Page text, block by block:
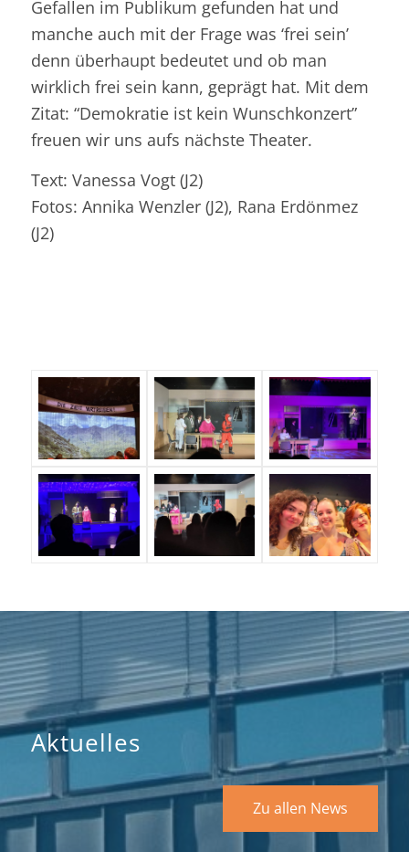
Gefallen im Publikum gefunden hat und
manche auch mit der Frage was ‘frei sein’
denn überhaupt bedeutet und ob man
wirklich frei sein kann, geprägt hat. Mit dem
Zitat: “Demokratie ist kein Wunschkonzert”
freuen wir uns aufs nächste Theater.
Text: Vanessa Vogt (J2)
Fotos: Annika Wenzler (J2), Rana Erdönmez
(J2)
Aktuelles
Zu allen News